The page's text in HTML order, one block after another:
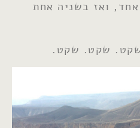
ואז בשניה אחת
שקט. שקט.